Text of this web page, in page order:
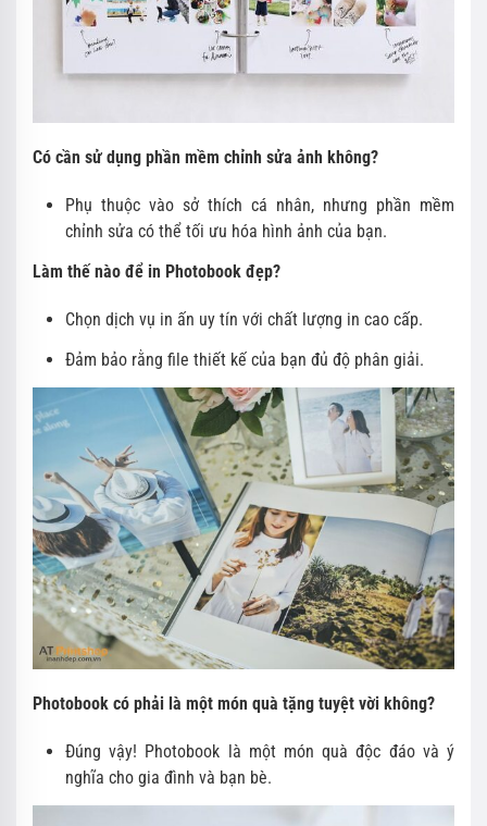
Có cần sử dụng phần mềm chỉnh sửa ảnh không?
Phụ thuộc vào sở thích cá nhân, nhưng phần mềm
chỉnh sửa có thể tối ưu hóa hình ảnh của bạn.
Làm thế nào để in Photobook đẹp?
Chọn dịch vụ in ấn uy tín với chất lượng in cao cấp.
Đảm bảo rằng file thiết kế của bạn đủ độ phân giải.
Photobook có phải là một món quà tặng tuyệt vời không?
Đúng vậy! Photobook là một món quà độc đáo và ý
nghĩa cho gia đình và bạn bè.